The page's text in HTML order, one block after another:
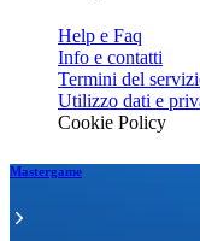
Help e Faq
Info e contatti
Termini del
Utilizzo dati e
Cookie Policy
Mastergame